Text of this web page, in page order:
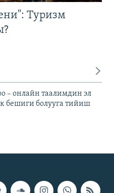
Туризм
– онлайн таалимдин эл
бешиги болууга тийиш